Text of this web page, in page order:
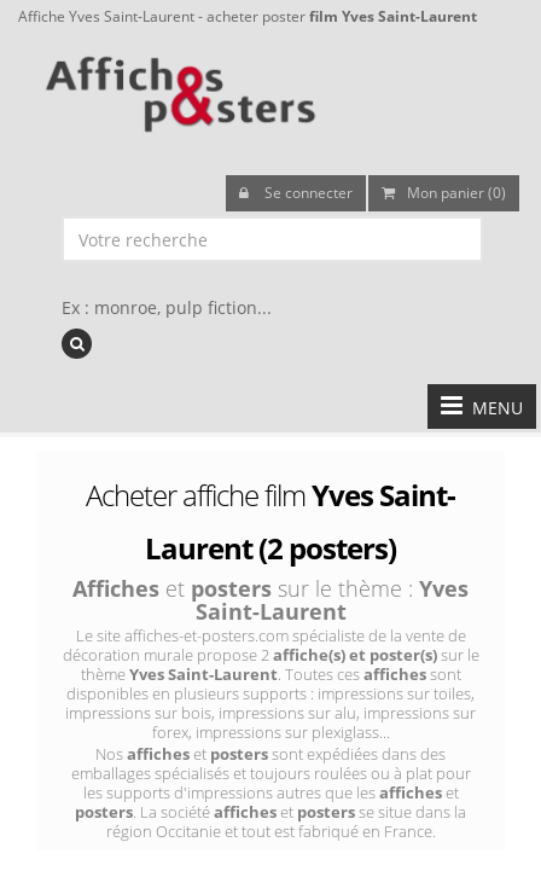
Affiche Yves Saint-Laurent - acheter posterfilm Yves Saint-Laurent
Se connecter Mon panier (0)
Ex : monroe, pulp fiction...
MENU
Acheter affiche filmYves Saint-
Laurent (2 posters)
Affiches et posters sur le thème : Yves
Saint-Laurent
Le site affiches-et-posters.com spécialiste de la vente de
décoration murale propose 2affiche(s) et poster(s)sur le
thèmeYves Saint-Laurent. Toutes cesaffichessont
disponibles en plusieurs supports : impressions sur toiles,
impressions sur bois, impressions sur alu, impressions sur
forex, impressions sur plexiglass...
Nosafficheset posterssont expédiées dans des
emballages spécialisés et toujours roulées ou à plat pour
les supports d'impressions autres que lesafficheset
posters. La sociétéafficheset postersse situe dans la
région Occitanie et tout est fabriqué en France.